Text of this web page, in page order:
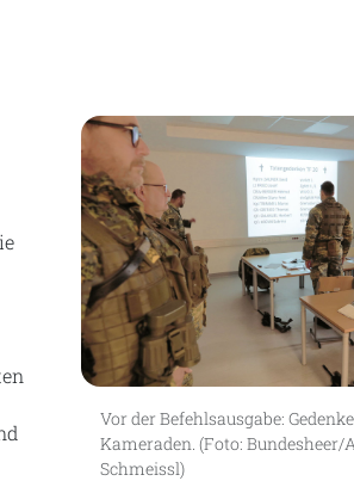
Vor der Befehlsausgabe:
Kameraden. (Foto: Bundesheer/
Schmeissl)